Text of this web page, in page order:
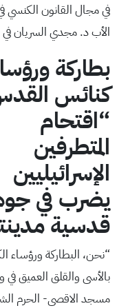
في مجال القانون
الأب د. مجدي السريان في
بطاركة
كنائس
“اقتحام
المتطرفين
الإسرائيليين
يضرب في
قدسية
“نحن، البطاركة ورؤساء
بالأسى والقلق العميق
مسجد الاقصى- الحرم